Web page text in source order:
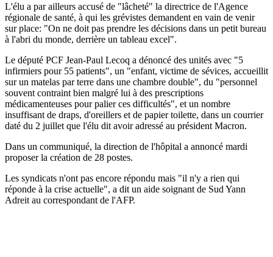
L'élu a par ailleurs accusé de "lâcheté" la directrice de l'Agence
régionale de santé, à qui les grévistes demandent en vain de venir
sur place: "On ne doit pas prendre les décisions dans un petit bureau
à l'abri du monde, derrière un tableau excel".
Le député PCF Jean-Paul Lecoq a dénoncé des unités avec "5
infirmiers pour 55 patients", un "enfant, victime de sévices, accueillit
sur un matelas par terre dans une chambre double", du "personnel
souvent contraint bien malgré lui à des prescriptions
médicamenteuses pour palier ces difficultés", et un nombre
insuffisant de draps, d'oreillers et de papier toilette, dans un courrier
daté du 2 juillet que l'élu dit avoir adressé au président Macron.
Dans un communiqué, la direction de l'hôpital a annoncé mardi
proposer la création de 28 postes.
Les syndicats n'ont pas encore répondu mais "il n'y a rien qui
réponde à la crise actuelle", a dit un aide soignant de Sud Yann
Adreit au correspondant de l'AFP.